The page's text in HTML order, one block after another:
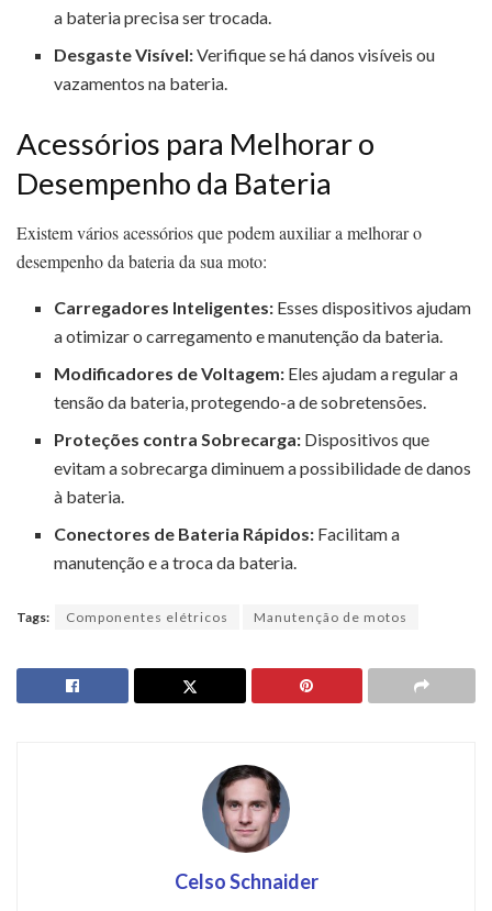
a bateria precisa ser trocada.
Desgaste Visível:Verifique se há danos visíveis ou
vazamentos na bateria.
Acessórios para Melhorar o
Desempenho da Bateria
Existem vários acessórios que podem auxiliar a melhorar o
desempenho da bateria da sua moto:
Carregadores Inteligentes: Esses dispositivos ajudam
a otimizar o carregamento e manutenção da bateria.
Modificadores de Voltagem: Eles ajudam a regular a
tensão da bateria, protegendo-a de sobretensões.
Proteções contra Sobrecarga: Dispositivos que
evitam a sobrecarga diminuem a possibilidade de danos
à bateria.
Conectores de Bateria Rápidos: Facilitam a
manutenção e a troca da bateria.
Tags: Componentes elétricos Manutenção de motos
Celso Schnaider